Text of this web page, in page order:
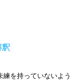
釈
を持っていないよう